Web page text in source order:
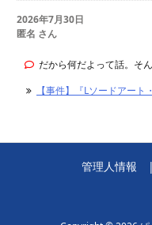
2026年7月30日
匿名 さん
だから何だよって話。そ
【事件】『Lソードアー
管理人情報